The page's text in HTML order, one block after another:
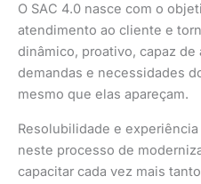
O SAC 4.0 nasce com o
atendimento ao cliente e
dinâmico, proativo, capaz de
demandas e necessidades
mesmo que elas apareçam.
Resolubilidade e
neste processo de
capacitar cada vez mais